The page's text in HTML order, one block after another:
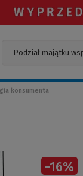
konsumenta
-16%